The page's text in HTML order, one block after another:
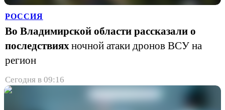
РОССИЯ
Во Владимирской области рассказали о
последствиях ночной атаки дронов ВСУ на
регион
Сегодня в 09:16